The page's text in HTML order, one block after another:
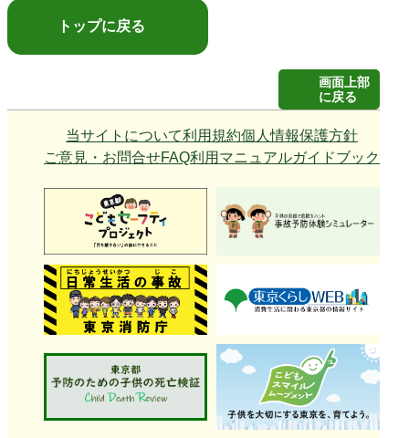
トップに戻る
画面上部
に戻る
当サイトについて利用規約個人情報保護方針
ご意見・お問合せFAQ利用マニュアルガイドブック